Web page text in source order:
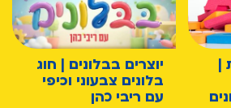
|
יוצרים בבלונים | חוג
בלונים צבעוני וכיפי
עם ריבי כהן